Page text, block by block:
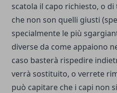
scatola il capo richiesto, o
che non son quelli giusti
specialmente le più
diverse da come appaiono
caso basterà rispedire
verrà sostituito, o verrete
può capitare che i capi non